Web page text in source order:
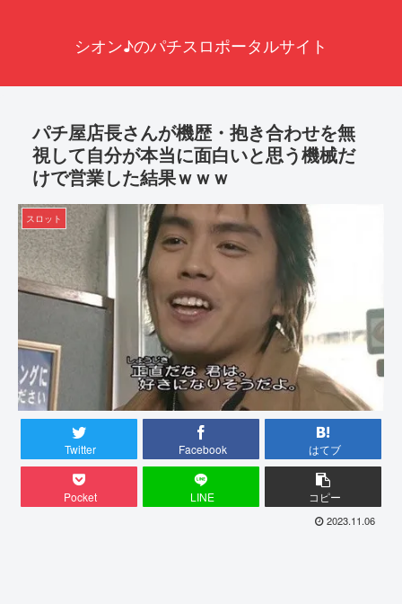
シオン♪のパチスロポータルサイト
パチ屋店長さんが機歴・抱き合わせを無
視して自分が本当に面白いと思う機械だ
けで営業した結果ｗｗｗ
スロット
Twitter Facebook はてブ
Pocket LINE コピー
2023.11.06